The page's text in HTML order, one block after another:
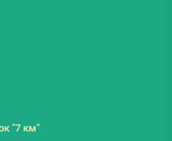
"7 км"